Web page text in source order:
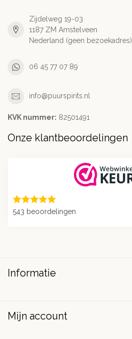
Zijdelweg 19-03
1187 ZM Amstelveen
Nederland (geen bezoekadres)
06 45 77 07 89
info@puurspirits.nl
KVK nummer: 82501491
Onze klantbeoordelingen
543 beoordelingen
Informatie
Mijn account